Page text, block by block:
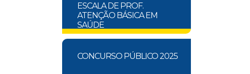
ESCALA DE PROF.
ATENÇÃO BÁSICA EM
SAÚDE
CONCURSO PÚBLICO 2025